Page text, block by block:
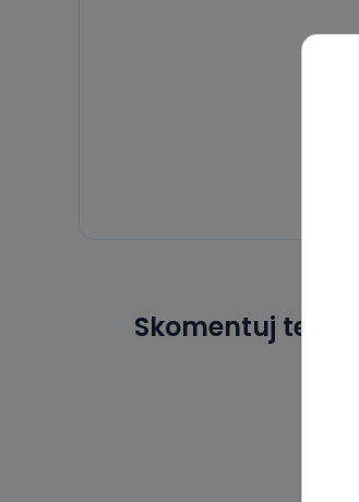
Skomentuj ten